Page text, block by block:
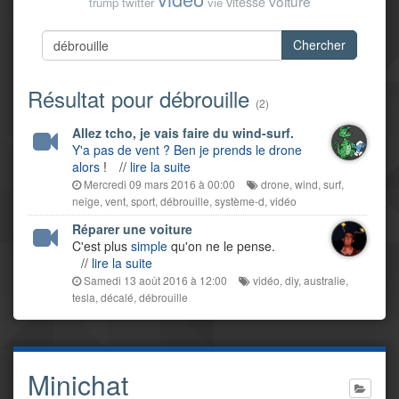
Chercher
Résultat pour débrouille (2)
Allez tcho, je vais faire du wind-surf.
Y'a pas de vent ? Ben je prends le drone
alors ! // lire la suite
Mercredi 09 mars 2016 à 00:00 drone, wind, surf,
neige, vent, sport, débrouille, système-d, vidéo
Réparer une voiture
C'est plus simple qu'on ne le pense.
// lire la suite
Samedi 13 août 2016 à 12:00 vidéo, diy, australie,
tesla, décalé, débrouille
Minichat